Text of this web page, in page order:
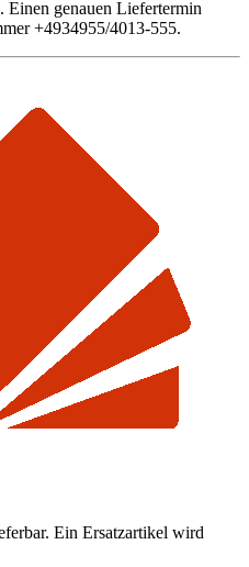
Einen genauen Liefertermin
+4934955/4013-555.
Ein Ersatzartikel wird